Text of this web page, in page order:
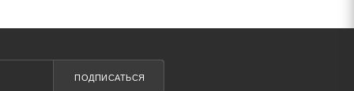
ПОДПИСАТЬСЯ